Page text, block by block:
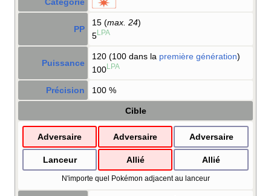
PP
15 (max. 24)
5 LPA
Puissance
120 (100 dans la première génération)
100 LPA
Précision 100 %
Cible
Adversaire Adversaire Adversaire
Lanceur Allié Allié
N'importe quel Pokémon adjacent au lanceur